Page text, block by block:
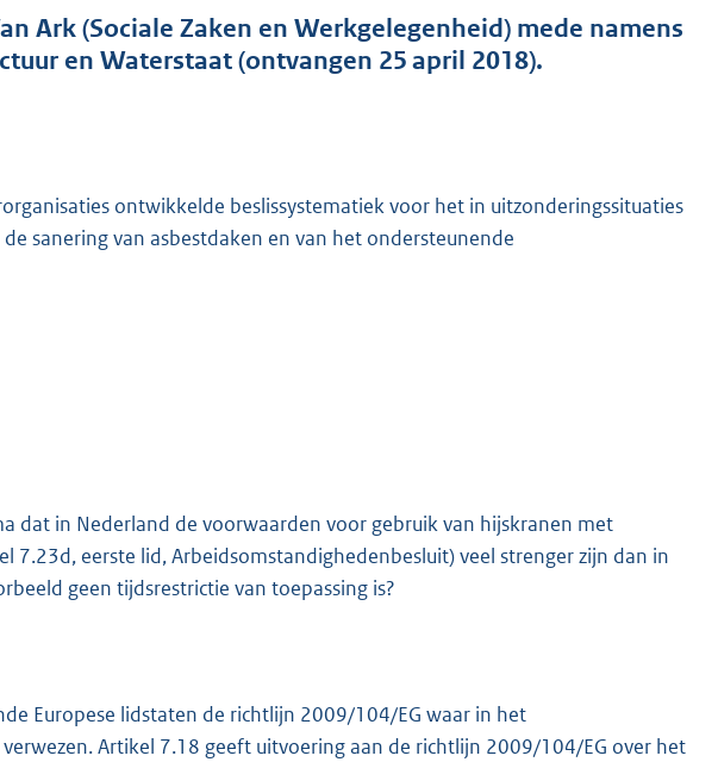
g
e
:
Ark (Sociale Zaken en Werkgelegenheid) mede namens
en Waterstaat (ontvangen 25 april 2018).
ontwikkelde beslissystematiek voor het in uitzonderingssituaties
sanering van asbestdaken en van het ondersteunende
dat in Nederland de voorwaarden voor gebruik van hijskranen met
7.23d, eerste lid, Arbeidsomstandighedenbesluit) veel strenger zijn dan in
geen tijdsrestrictie van toepassing is?
Europese lidstaten de richtlijn 2009/104/EG waar in het
Artikel 7.18 geeft uitvoering aan de richtlijn 2009/104/EG over het